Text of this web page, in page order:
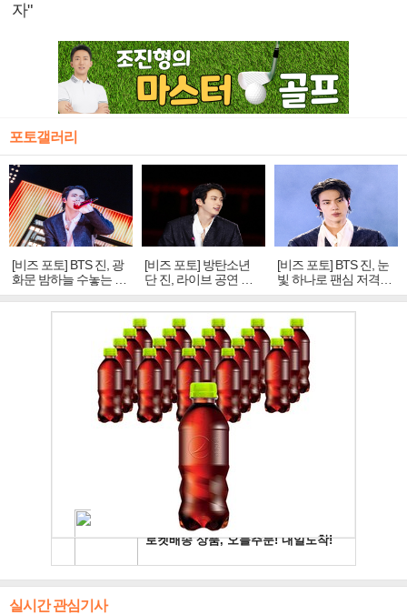
자"
포토갤러리
[비즈 포토] BTS 진, 광
화문 밤하늘 수놓는 '비
주얼 킹'의 열창
[비즈 포토] 방탄소년
단 진, 라이브 공연 중
빛나는 독보적 아우라
[비즈 포토] BTS 진, 눈
빛 하나로 팬심 저격…
독보적 카리스마
실시간 관심기사